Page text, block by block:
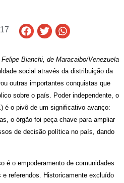
Felipe Bianchi, de Maracaibo/Venezuela
social através da distribuição da
outras importantes conquistas que
sobre o país. Poder independente, o
é o pivô de um significativo avanço:
o órgão foi peça chave para ampliar
de decisão política no país, dando
é o empoderamento de comunidades
referendos. Historicamente excluído